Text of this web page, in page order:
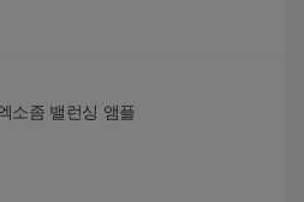
소좀 밸런싱 앰플